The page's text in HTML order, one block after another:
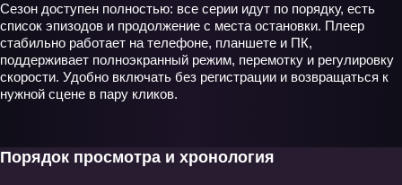
Сезон доступен полностью: все серии идут по порядку, есть
список эпизодов и продолжение с места остановки. Плеер
стабильно работает на телефоне, планшете и ПК,
поддерживает полноэкранный режим, перемотку и регулировку
скорости. Удобно включать без регистрации и возвращаться к
нужной сцене в пару кликов.
Порядок просмотра и хронология